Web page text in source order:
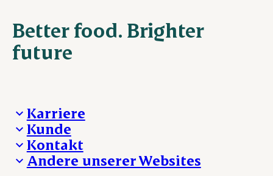
Better food. Brighter
future
Karriere
Deine Karriere bei Danish Crown
Aktuelle Jobangebote
Danish Crown
Kunde
Was wir anbieten
Lebensmittelsicherheit
Kontakt
Aktuelles und Presse
Andere unserer Websites